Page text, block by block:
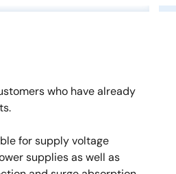
who have already
for supply voltage
supplies as well as